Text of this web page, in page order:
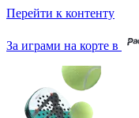
Перейти к контенту
За играми на корте в